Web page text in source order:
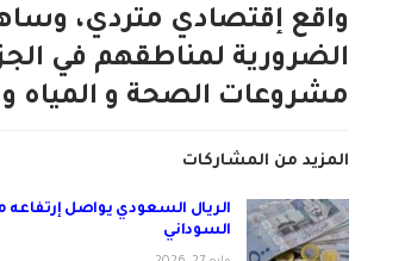
واقع إقتصادي متردي،
الضرورية لمناطقهم في
مشروعات الصحة و المياه
المزيد من المشاركات
الريال السعودي يواصل إرتفاعه
السوداني